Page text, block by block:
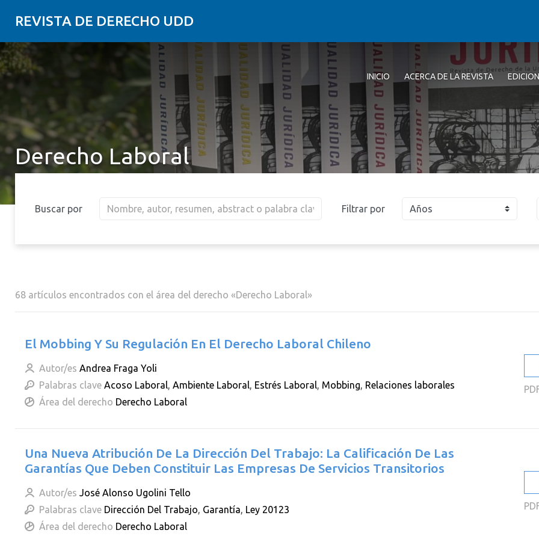
REVISTA DE DERECHO UDD
INICIO ACERCA DE LA REVISTA
Derecho Laboral
Buscar por Filtrar por Años
68 artículos encontrados con el área del derecho «Derecho Laboral»
El Mobbing Y Su Regulación En El Derecho Laboral Chileno
Autor/es Andrea Fraga Yoli
Palabras clave Acoso Laboral, Ambiente Laboral, Estrés Laboral, Mobbing, Relaciones laborales
Área del derecho Derecho Laboral
Una Nueva Atribución De La Dirección Del Trabajo: La Calificación De Las
Garantías Que Deben Constituir Las Empresas De Servicios Transitorios
Autor/es José Alonso Ugolini Tello
Palabras clave Dirección Del Trabajo, Garantía, Ley 20123
Área del derecho Derecho Laboral